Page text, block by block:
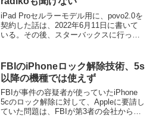
iPad Proセルラーモデル用に、povo2.0を
契約した話は、2022年6月11日に書いて
いる。その後、スターバックスに行った
であった。しかし、もともとpovo2...
FBIのiPhoneロック解除技術、5s
以降の機種では使えず
FBIが事件の容疑者が使っていたiPhone
5cのロック解除に対して、Appleに要請し
ていた問題は、FBIが第3者の会社からロ